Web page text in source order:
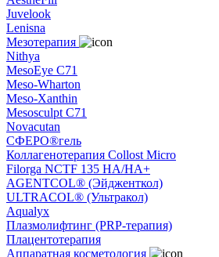
Juvelook
Lenisna
Мезотерапия
Nithya
MesoEye C71
Meso-Wharton
Meso-Xanthin
Mesosculpt C71
Novacutan
СФЕРО®гель
Коллагенотерапия Collost Micro
Filorga NCTF 135 HA/HA+
AGENTCOL® (Эйдженткол)
ULTRACOL® (Ультракол)
Aqualyx
Плазмолифтинг (PRP-терапия)
Плацентотерапия
Аппаратная косметология